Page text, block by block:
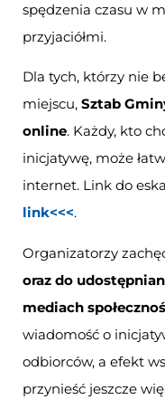
spędzenia czasu w
przyjaciółmi.
Dla tych, którzy nie
miejscu, Sztab
online. Każdy, kto
inicjatywę, może
internet. Link do
link<<<.
Organizatorzy
oraz do
mediach
wiadomość o
odbiorców, a efekt
przynieść jeszcze